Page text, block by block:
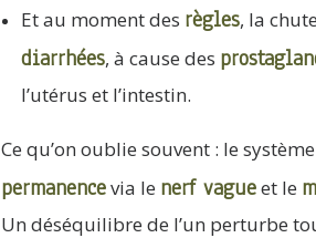
Et au moment des règles, la
diarrhées, à cause des
l’utérus et l’intestin.
Ce qu’on oublie souvent : le
permanencevia le nerf vagueet le
Un déséquilibre de l’un perturbe